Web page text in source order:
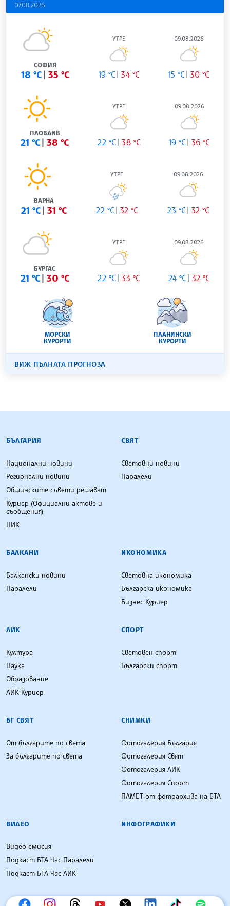
07.08.2026
СОФИЯ
18 °C 35 °C
УТРЕ
19 °C 34 °C
09.08.2026
15 °C 30 °C
ПЛОВДИВ
21 °C 38 °C
УТРЕ
22 °C 38 °C
09.08.2026
19 °C 36 °C
ВАРНА
21 °C 31 °C
УТРЕ
22 °C 32 °C
09.08.2026
23 °C 32 °C
БУРГАС
21 °C 30 °C
УТРЕ
22 °C 33 °C
09.08.2026
24 °C 32 °C
МОРСКИ
КУРОРТИ
ПЛАНИНСКИ
КУРОРТИ
ВИЖ ПЪЛНАТА ПРОГНОЗА
БЪЛГАРСКА ТЕЛЕГРАФНА АГЕНЦИЯ
БЪЛГАРИЯ
Национални новини
Регионални новини
Общинските съвети решават
Куриер (Официални актове и
съобщения)
ЦИК
СВЯТ
Световни новини
Паралели
БАЛКАНИ
Балкански новини
Паралели
ИКОНОМИКА
Световна икономика
Българска икономика
Бизнес Куриер
ЛИК
Култура
Наука
Образование
ЛИК Куриер
СПОРТ
Световен спорт
Български спорт
БГ СВЯТ
От българите по света
За българите по света
СНИМКИ
Фотогалерия България
Фотогалерия Свят
Фотогалерия ЛИК
Фотогалерия Спорт
ПАМЕТ от фотоархива на БТА
ВИДЕО
Видео емисия
Подкаст БТА Час Паралели
Подкаст БТА Час ЛИК
ИНФОГРАФИКИ